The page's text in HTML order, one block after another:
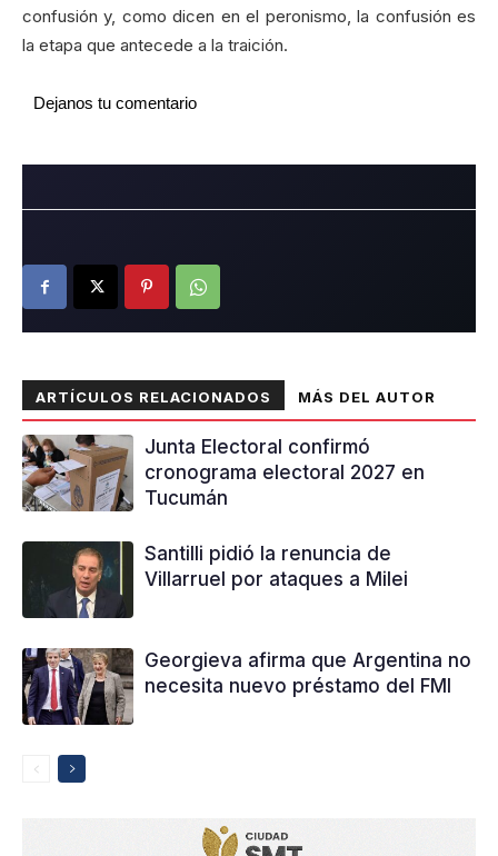
confusión y, como dicen en el peronismo, la confusión es
la etapa que antecede a la traición.
Dejanos tu comentario
ARTÍCULOS RELACIONADOS MÁS DEL AUTOR
Junta Electoral confirmó
cronograma electoral 2027 en
Tucumán
Santilli pidió la renuncia de
Villarruel por ataques a Milei
Georgieva afirma que Argentina no
necesita nuevo préstamo del FMI